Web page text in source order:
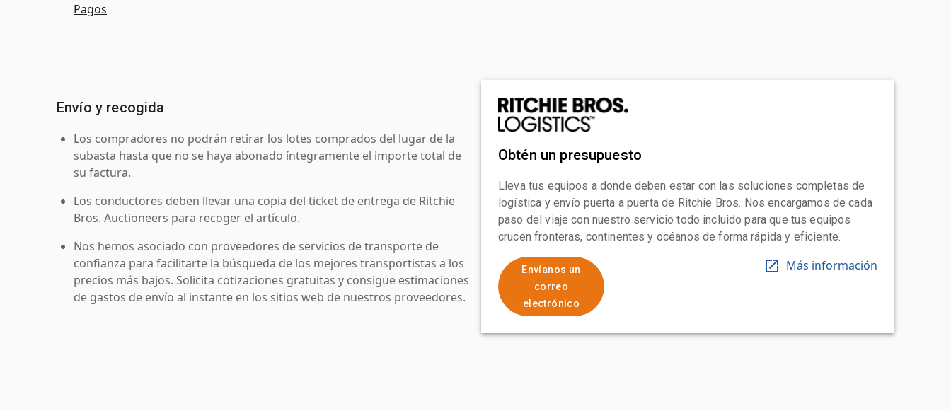
Pagos
Envío y recogida
Los compradores no podrán retirar los lotes comprados del lugar de la
subasta hasta que no se haya abonado íntegramente el importe total de
su factura.
Los conductores deben llevar una copia del ticket de entrega de Ritchie
Bros. Auctioneers para recoger el artículo.
Nos hemos asociado con proveedores de servicios de transporte de
confianza para facilitarte la búsqueda de los mejores transportistas a los
precios más bajos. Solicita cotizaciones gratuitas y consigue estimaciones
de gastos de envío al instante en los sitios web de nuestros proveedores.
Obtén un presupuesto
Lleva tus equipos a donde deben estar con las soluciones completas de
logística y envío puerta a puerta de Ritchie Bros. Nos encargamos de cada
paso del viaje con nuestro servicio todo incluido para que tus equipos
crucen fronteras, continentes y océanos de forma rápida y eficiente.
Envíanos un
correo
electrónico
Más información